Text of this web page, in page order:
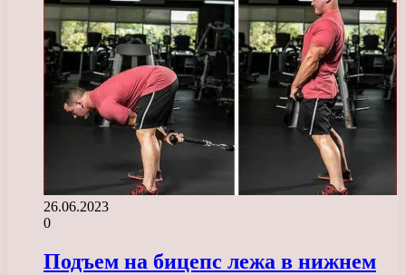
26.06.2023
0
Подъем на бицепс лежа в нижнем